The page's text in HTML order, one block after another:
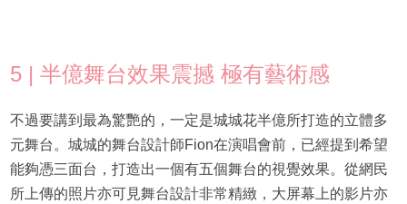
5 | 半億舞台效果震撼 極有藝術感
不過要講到最為驚艷的，一定是城城花半億所打造的立體多
元舞台。城城的舞台設計師Fion在演唱會前，已經提到希望
能夠憑三面台，打造出一個有五個舞台的視覺效果。從網民
所上傳的照片亦可見舞台設計非常精緻，大屏幕上的影片亦